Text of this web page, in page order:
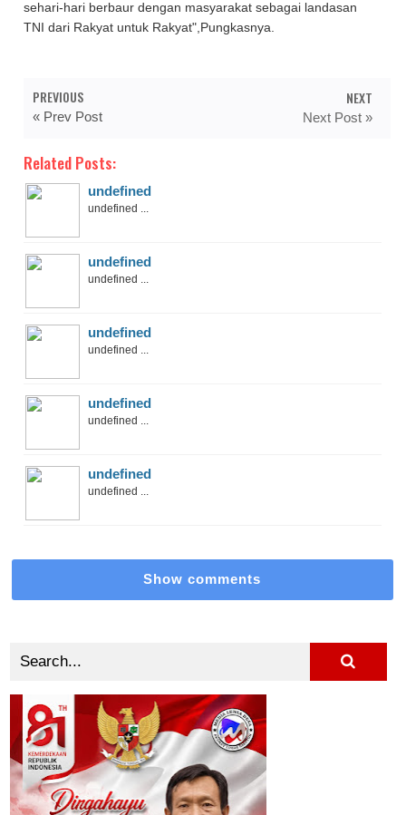
sehari-hari berbaur dengan masyarakat sebagai landasan
TNI dari Rakyat untuk Rakyat",Pungkasnya.
PREVIOUS
« Prev Post
NEXT
Next Post »
Related Posts:
undefined
undefined ...
undefined
undefined ...
undefined
undefined ...
undefined
undefined ...
undefined
undefined ...
Show comments